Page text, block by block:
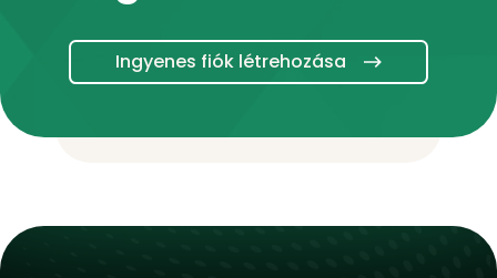
Ingyenes fiók létrehozása